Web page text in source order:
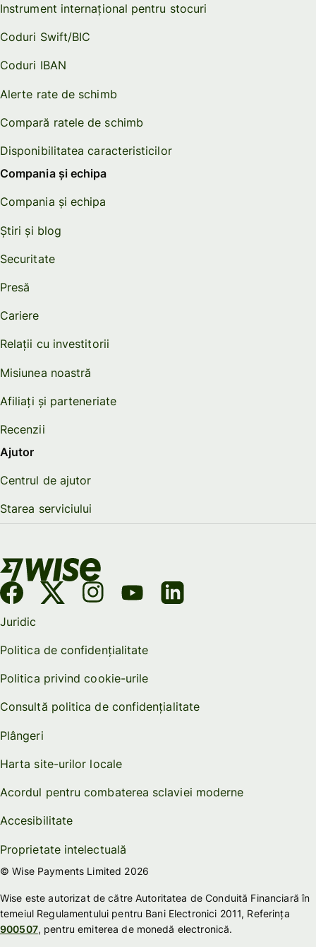
Instrument internațional pentru stocuri
Coduri Swift/BIC
Coduri IBAN
Alerte rate de schimb
Compară ratele de schimb
Disponibilitatea caracteristicilor
Compania și echipa
Compania și echipa
Știri și blog
Securitate
Presă
Cariere
Relații cu investitorii
Misiunea noastră
Afiliați și parteneriate
Recenzii
Ajutor
Centrul de ajutor
Starea serviciului
Juridic
Politica de confidențialitate
Politica privind cookie-urile
Consultă politica de confidențialitate
Plângeri
Harta site-urilor locale
Acordul pentru combaterea sclaviei moderne
Accesibilitate
Proprietate intelectuală
© Wise Payments Limited 2026
Wise este autorizat de către Autoritatea de Conduită Financiară în
temeiul Regulamentului pentru Bani Electronici 2011, Referința
900507, pentru emiterea de monedă electronică.